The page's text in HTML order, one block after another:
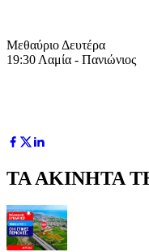
Μεθαύριο Δευτέρα
19:30 Λαμία - Πανιώνιος
ΤΑ ΑΚΙΝΗΤΑ